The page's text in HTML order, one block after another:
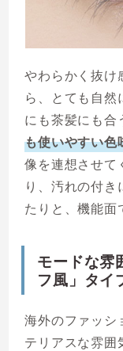
やわらかく抜け
ら、とても自然
にも茶髪にも合
も使いやすい色
像を連想させて
り、汚れの付き
たりと、機能面
モードな雰
フ風」タイ
海外のファッシ
テリアスな雰囲